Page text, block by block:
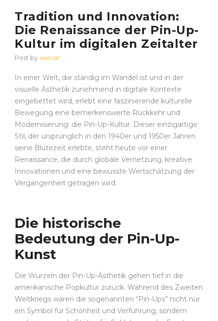
Tradition und Innovation:
Die Renaissance der Pin-Up-
Kultur im digitalen Zeitalter
Post by reevat
In einer Welt, die ständig im Wandel ist und in der
visuelle Ästhetik zunehmend in digitale Kontexte
eingebettet wird, erlebt eine faszinierende kulturelle
Bewegung eine bemerkenswerte Rückkehr und
Modernisierung: die Pin-Up-Kultur. Dieser einzigartige
Stil, der ursprünglich in den 1940er und 1950er Jahren
seine Blütezeit erlebte, steht heute vor einer
Renaissance, die durch globale Vernetzung, kreative
Innovationen und eine bewusste Wertschätzung der
Vergangenheit getragen wird.
Die historische
Bedeutung der Pin-Up-
Kunst
Die Wurzeln der Pin-Up-Ästhetik gehen tief in die
amerikanische Popkultur zurück. Während des Zweiten
Weltkriegs waren die sogenannten “Pin-Ups” nicht nur
ein Symbol für Schönheit und Verführung, sondern